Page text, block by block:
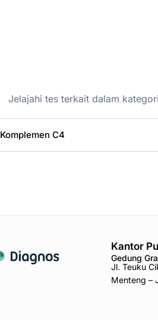
Jelajahi tes terkait dalam
Komplemen C4
Kantor
Gedung
Jl. Teuku
Menteng –